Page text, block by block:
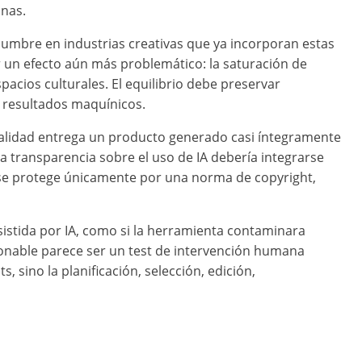
en industrias creativas que ya incorporan estas
efecto aún más problemático: la saturación de
culturales. El equilibrio debe preservar
maquínicos.
entrega un producto generado casi íntegramente
transparencia sobre el uso de IA debería integrarse
protege únicamente por una norma de copyright,
por IA, como si la herramienta contaminara
parece ser un test de intervención humana
sino la planificación, selección, edición,